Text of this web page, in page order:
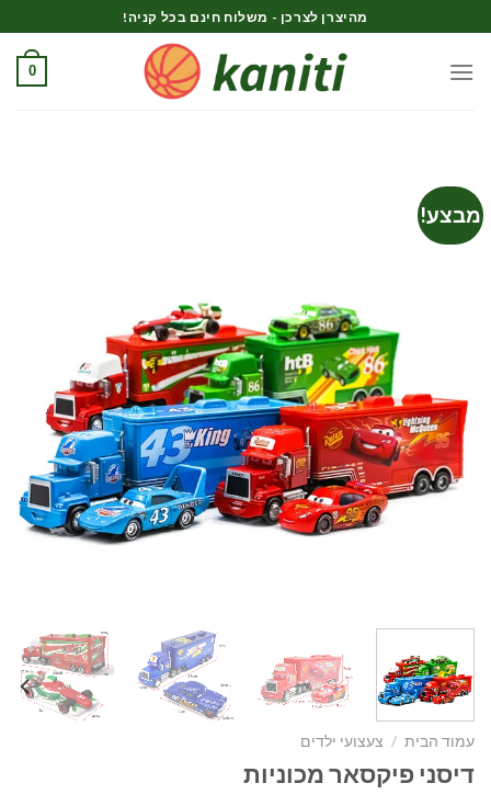
to
content
מהיצרן לצרכן - משלוח חינם בכל קניה!
0
מבצע!
עמוד הבית / צעצועי ילדים
דיסני פיקסאר מכוניות